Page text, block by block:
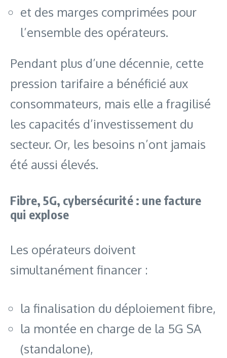
et des marges comprimées pour
l’ensemble des opérateurs.
Pendant plus d’une décennie, cette
pression tarifaire a bénéficié aux
consommateurs, mais elle a fragilisé
les capacités d’investissement du
secteur. Or, les besoins n’ont jamais
été aussi élevés.
Fibre, 5G, cybersécurité : une facture
qui explose
Les opérateurs doivent
simultanément financer :
la finalisation du déploiement fibre,
la montée en charge de la 5G SA
(standalone),